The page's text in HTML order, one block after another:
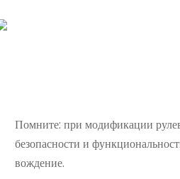
Помните: при модификации
безопасности и
вождение.